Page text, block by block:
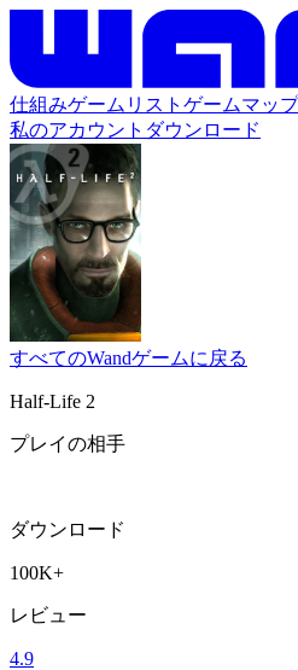
仕組みゲームリスト ゲームマップ
私のアカウント ダウンロード
すべてのWandゲームに戻る
Half-Life 2
プレイの相手
ダウンロード
100K+
レビュー
4.9